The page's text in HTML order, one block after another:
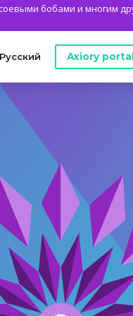
бобами и многим
Архивная
Руководство по
Руководство по
Руководство по
Часто
вопросы
Русский
English
Русский
Español
ไทย
Tiếng Việt
Axiory